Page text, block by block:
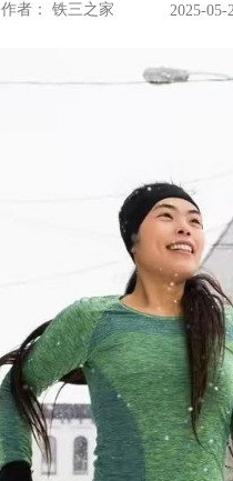
作者： 铁三之家 2025-05-